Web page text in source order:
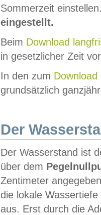
Sommerzeit
eingestellt.
Beim Download
in gesetzlicher Zeit
In den zum Download
grundsätzlich
Der
Der Wasserstand ist
über dem
Zentimeter
die lokale
aus. Erst durch die